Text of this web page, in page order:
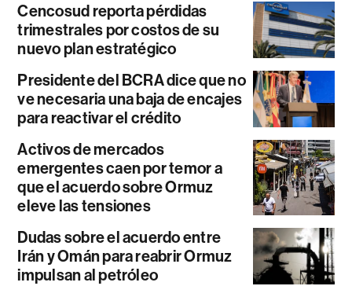
Cencosud reporta pérdidas
trimestrales por costos de su
nuevo plan estratégico
Presidente del BCRA dice que no
ve necesaria una baja de encajes
para reactivar el crédito
Activos de mercados
emergentes caen por temor a
que el acuerdo sobre Ormuz
eleve las tensiones
Dudas sobre el acuerdo entre
Irán y Omán para reabrir Ormuz
impulsan al petróleo